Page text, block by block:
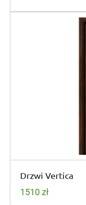
Drzwi Vertica
1510 zł